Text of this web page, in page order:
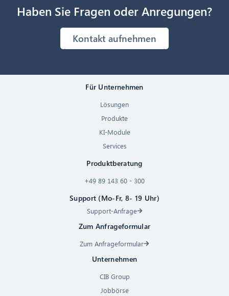
Haben Sie Fragen oder Anregungen?
Kontakt aufnehmen
Für Unternehmen
Lösungen
Produkte
KI-Module
Services
Produktberatung
+49 89 143 60 - 300
Support (Mo-Fr, 8- 19 Uhr)
Support-Anfrage
Zum Anfrageformular
Zum Anfrageformular
Unternehmen
CIB Group
Jobbörse